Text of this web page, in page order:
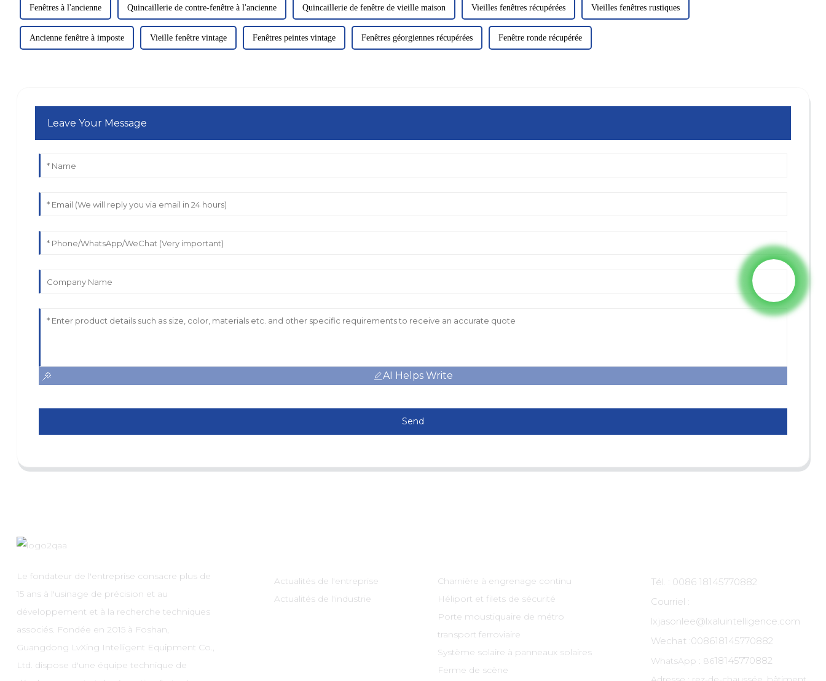
Fenêtres à l'ancienne Quincaillerie de contre-fenêtre à l'ancienne Quincaillerie de fenêtre de vieille maison Vieilles fenêtres récupérées Vieilles fenêtres rustiques
Ancienne fenêtre à imposte Vieille fenêtre vintage Fenêtres peintes vintage Fenêtres géorgiennes récupérées Fenêtre ronde récupérée
Leave Your Message
AI Helps Write
Send
Le fondateur de l'entreprise consacre plus de
15 ans à l'usinage de précision et au
développement et à la recherche techniques
associés. Fondée en 2015 à Foshan,
Guangdong LvXing Intelligent Equipment Co.,
Ltd. dispose d'une équipe technique de
Actualités de l'entreprise
Actualités de l'industrie
Charnière à engrenage continu
Héliport et filets de sécurité
Porte moustiquaire de métro
transport ferroviaire
Système solaire à panneaux solaires
Ferme de scène
Tél. : 0086 18145770882
Courriel :
lxjasonlee@lxaluintelligence.com
Wechat :008618145770882
WhatsApp : 8618145770882